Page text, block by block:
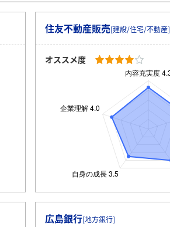
住友不動産販売[建設/住宅/不動産]
オススメ度
広島銀行[地方銀行]